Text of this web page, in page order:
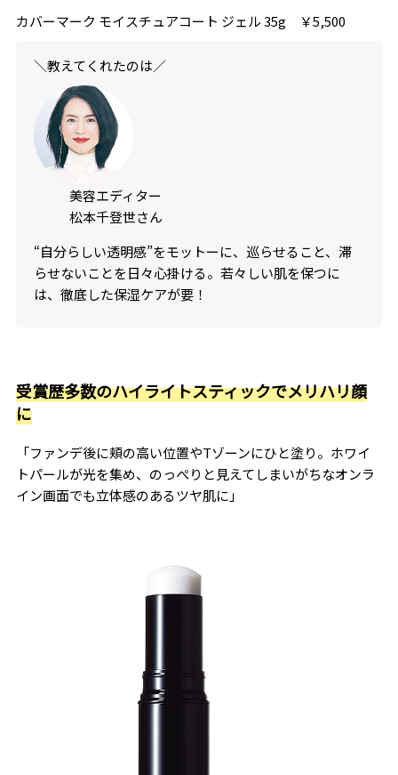
カバーマーク モイスチュアコート ジェル 35g ￥5,500
＼教えてくれたのは／
美容エディター
松本千登世さん
“自分らしい透明感”をモットーに、巡らせること、滞
らせないことを日々心掛ける。若々しい肌を保つに
は、徹底した保湿ケアが要！
受賞歴多数のハイライトスティックでメリハリ顔
に
「ファンデ後に頬の高い位置やTゾーンにひと塗り。ホワイ
トパールが光を集め、のっぺりと見えてしまいがちなオンラ
イン画面でも立体感のあるツヤ肌に」